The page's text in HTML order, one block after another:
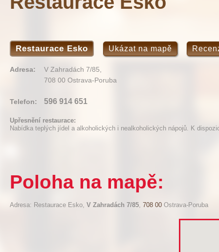
Restaurace Esko Ukázat na mapě
Adresa:
V Zahradách 7/85,
708 00 Ostrava-Poruba
Telefon: 596 914 651
Upřesnění restaurace:
Nabídka teplých jídel a alkoholických i nealkoholických nápojů. K
Poloha na mapě:
Adresa: Restaurace Esko, V Zahradách 7/85, 708 00 Ostrava-Poruba